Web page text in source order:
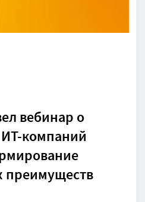
вебинар о
компаний
преимуществ